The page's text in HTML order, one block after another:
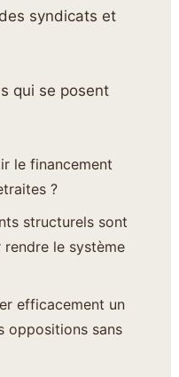
syndicats et
qui se posent
le financement
?
structurels sont
rendre le système
efficacement un
oppositions sans